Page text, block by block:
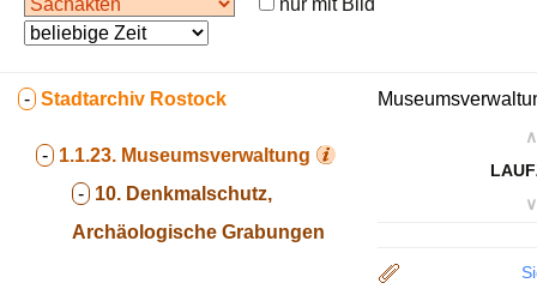
nur mit Bild
- Stadtarchiv Rostock
- 1.1.23. Museumsverwaltung
- 10. Denkmalschutz,
Archäologische Grabungen
∧
∨